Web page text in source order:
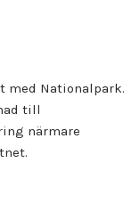
med Nationalpark.
till
närmare